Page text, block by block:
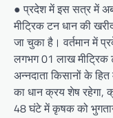
● प्रदेश में इस सत्र में
मीट्रिक टन धान की
जा चुका है। वर्तमान में
लगभग 01 लाख मीट्रिक
अन्नदाता किसानों के
का धान क्रय शेष
48 घंटे में कृषक को